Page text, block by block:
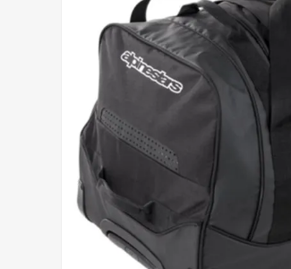
9º CALÇA
10º BOTAS